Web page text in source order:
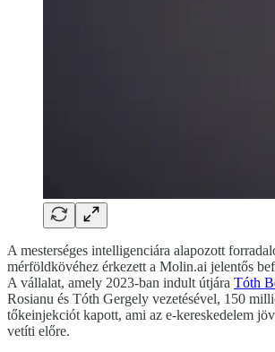
A mesterséges intelligenciára alapozott
mérföldkövéhez érkezett a Molin.ai jelentős
A vállalat, amely 2023-ban indult útjára Tóth
Rosianu és Tóth Gergely vezetésével, 150
tőkeinjekciót kapott, ami az e-kereskedelem
vetíti előre.